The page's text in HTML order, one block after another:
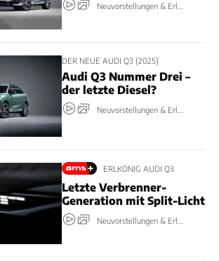
Neuvorstellungen & Erlkönige
DER NEUE AUDI Q3 (2025)
Audi Q3 Nummer Drei –
der letzte Diesel?
Neuvorstellungen & Erlkönige
ERLKÖNIG AUDI Q3
Letzte Verbrenner-
Generation mit Split-Licht​
Neuvorstellungen & Erlkönige